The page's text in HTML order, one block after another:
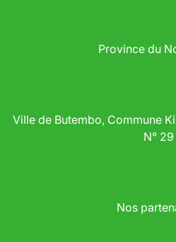
Province du
Ville de Butembo, Commune
N° 29
Nos